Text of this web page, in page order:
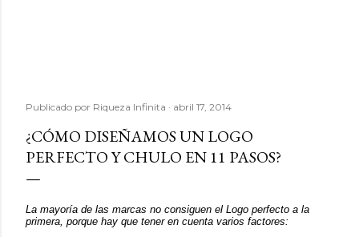
Publicado por Riqueza Infinita abril 17, 2014
¿CÓMO DISEÑAMOS UN LOGO
PERFECTO Y CHULO EN 11 PASOS?
La mayoría de las marcas no consiguen el Logo perfecto a la
primera, porque hay que tener en cuenta varios factores: